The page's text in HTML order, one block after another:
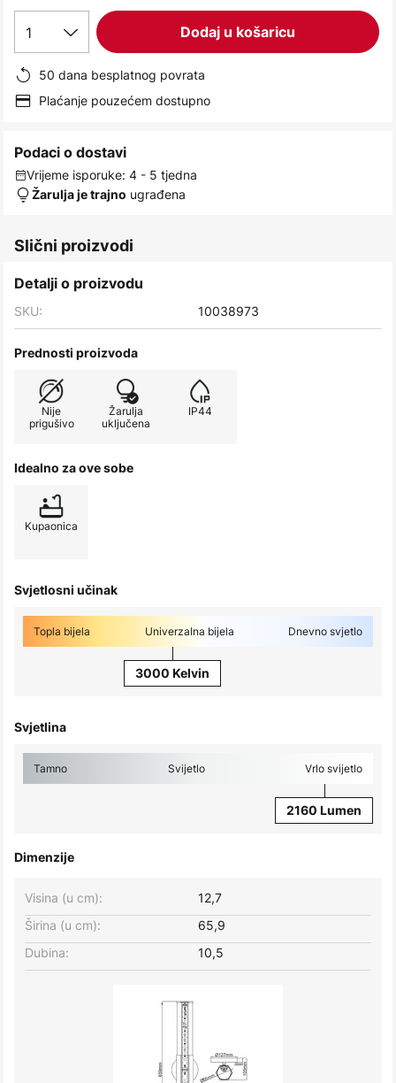
1 Dodaj u košaricu
50 dana besplatnog povrata
Plaćanje pouzećem dostupno
Podaci o dostavi
Vrijeme isporuke: 4 - 5 tjedna
Žarulja je trajno ugrađena
Slični proizvodi
Detalji o proizvodu
SKU: 10038973
Prednosti proizvoda
Nije
prigušivo
Žarulja
uključena
IP44
Idealno za ove sobe
Kupaonica
Svjetlosni učinak
Topla bijela Univerzalna bijela Dnevno svjetlo
3000 Kelvin
Svjetlina
Tamno Svijetlo Vrlo svijetlo
2160 Lumen
Dimenzije
Širina (u cm): 65,9
Visina (u cm): 12,7
Dubina: 10,5